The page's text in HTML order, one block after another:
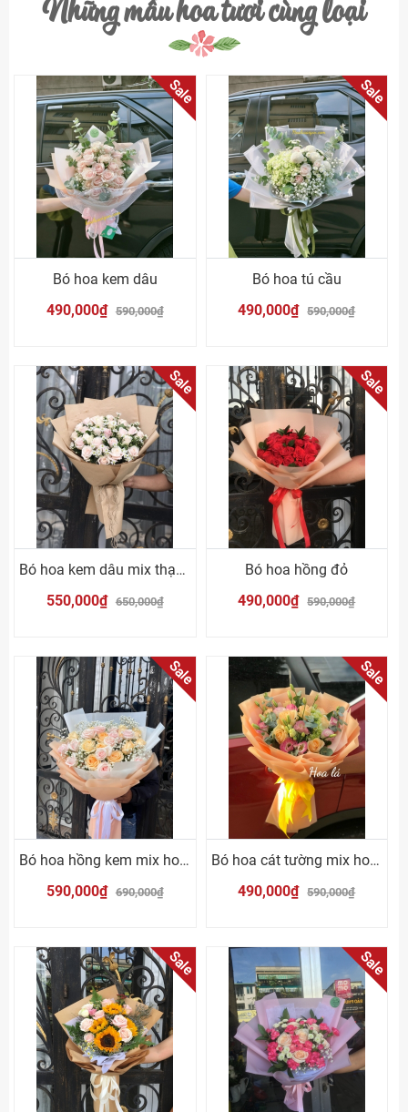
Những mẫu hoa tươi cùng loại
Sale
Bó hoa kem dâu
490,000₫ 590,000₫
Sale
Bó hoa tú cầu
490,000₫ 590,000₫
Sale
Bó hoa kem dâu mix thạch thảo
550,000₫ 650,000₫
Sale
Bó hoa hồng đỏ
490,000₫ 590,000₫
Sale
Bó hoa hồng kem mix hoa hồng cam
590,000₫ 690,000₫
Sale
Bó hoa cát tường mix hoa hồng cam
490,000₫ 590,000₫
Sale Sale